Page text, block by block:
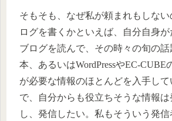
そもそも、なぜ私が頼まれもしな
ログを書くかといえば、自分自身
ブログを読んで、その時々の旬の話
本、あるいはWordPressやEC-CUBE
が必要な情報のほとんどを入手し
で、自分からも役立ちそうな情報
し、発信したい。私もそういう発